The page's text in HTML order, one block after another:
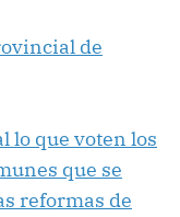
de
lo que voten los
que se
reformas de